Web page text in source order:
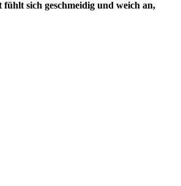
fühlt sich geschmeidig und weich an,